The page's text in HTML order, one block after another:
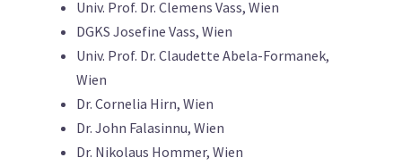
Univ. Prof. Dr. Clemens Vass, Wien
DGKS Josefine Vass, Wien
Univ. Prof. Dr. Claudette Abela-Formanek,
Wien
Dr. Cornelia Hirn, Wien
Dr. John Falasinnu, Wien
Dr. Nikolaus Hommer, Wien